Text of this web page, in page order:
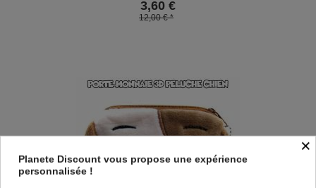
3,60 €
12,00 € *
×
Planete Discount vous propose une expérience
personnalisée !